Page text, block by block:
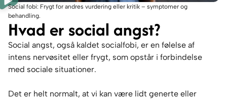
Hvad er social angst?
Social angst, også kaldet socialfobi, er en følelse af
intens nervøsitet eller frygt, som opstår i forbindelse
med sociale situationer.
Det er helt normalt, at vi kan være lidt generte eller
Social fobi: Frygt for andres vurdering eller kritik – symptomer og
behandling.